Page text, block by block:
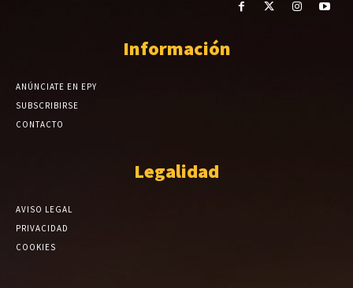
Información
ANÚNCIATE EN EPY
SUBSCRIBIRSE
CONTACTO
Legalidad
AVISO LEGAL
PRIVACIDAD
COOKIES